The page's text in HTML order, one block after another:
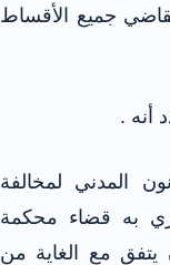
جميع الأقساط
824 من القانون المدني لمخالفة
به قضاء محكمة
مع الغاية من